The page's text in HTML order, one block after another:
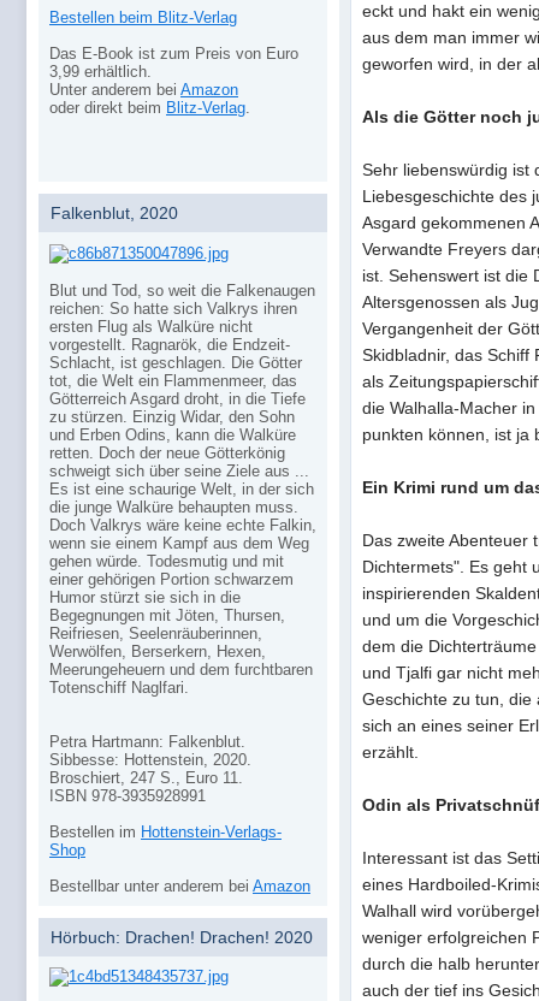
eckt und hakt ein
aus dem man immer
geworfen wird, in der
Als die Götter noch
Sehr liebenswürdig ist
Liebesgeschichte des
Asgard gekommenen
Verwandte Freyers
ist. Sehenswert ist die
Altersgenossen als
Vergangenheit der
Skidbladnir, das Schiff
als
die Walhalla-Macher
punkten können, ist ja
Ein Krimi rund um
Das zweite Abenteuer
Dichtermets". Es geht
inspirierenden
und um die
dem die
und Tjalfi gar nicht
Geschichte zu tun, die
sich an eines seiner
erzählt.
Odin als
Interessant ist das
eines Hardboiled-
Walhall wird
weniger erfolgreichen
durch die halb
auch der tief ins
Bestellen beim Blitz-Verlag
Das E-Book ist zum Preis von Euro
3,99 erhältlich.
Unter anderem bei Amazon
oder direkt beim Blitz-Verlag.
Falkenblut, 2020
Blut und Tod, so weit die Falkenaugen
reichen: So hatte sich Valkrys ihren
ersten Flug als Walküre nicht
vorgestellt. Ragnarök, die Endzeit-
Schlacht, ist geschlagen. Die Götter
tot, die Welt ein Flammenmeer, das
Götterreich Asgard droht, in die Tiefe
zu stürzen. Einzig Widar, den Sohn
und Erben Odins, kann die Walküre
retten. Doch der neue Götterkönig
schweigt sich über seine Ziele aus ...
Es ist eine schaurige Welt, in der sich
die junge Walküre behaupten muss.
Doch Valkrys wäre keine echte Falkin,
wenn sie einem Kampf aus dem Weg
gehen würde. Todesmutig und mit
einer gehörigen Portion schwarzem
Humor stürzt sie sich in die
Begegnungen mit Jöten, Thursen,
Reifriesen, Seelenräuberinnen,
Werwölfen, Berserkern, Hexen,
Meerungeheuern und dem furchtbaren
Totenschiff Naglfari.
Petra Hartmann: Falkenblut.
Sibbesse: Hottenstein, 2020.
Broschiert, 247 S., Euro 11.
ISBN 978-3935928991
Bestellen im Hottenstein-Verlags-
Shop
Bestellbar unter anderem bei Amazon
Hörbuch: Drachen! Drachen! 2020